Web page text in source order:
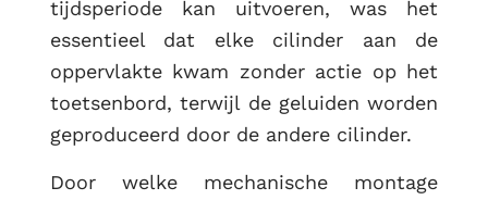
tijdsperiode kan uitvoeren, was het
essentieel dat elke cilinder aan de
oppervlakte kwam zonder actie op het
toetsenbord, terwijl de geluiden worden
geproduceerd door de andere cilinder.
Door welke mechanische montage